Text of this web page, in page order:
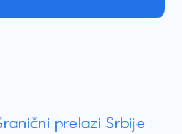
prelazi Srbije